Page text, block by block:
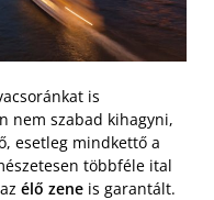
is
nem szabad kihagyni,
esetleg mindkettő a
többféle ital
élő zene is garantált.